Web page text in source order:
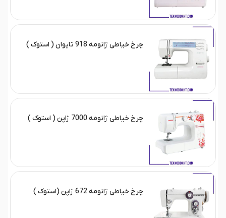
چرخ خیاطی ژانومه 918 تایوان ( استوک )
چرخ خیاطی ژانومه 7000 ژاپن ( استوک )
چرخ خیاطی ژانومه 672 ژاپن (استوک )